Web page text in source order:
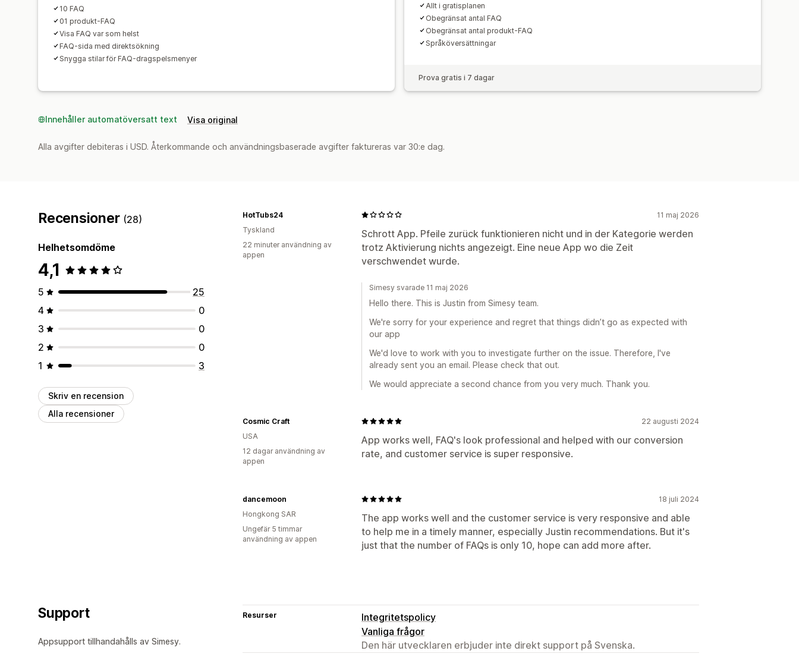
10 FAQ
01 produkt-FAQ
Visa FAQ var som helst
FAQ-sida med direktsökning
Snygga stilar för FAQ-dragspelsmenyer
Allt i gratisplanen
Obegränsat antal FAQ
Obegränsat antal produkt-FAQ
Språköversättningar
Prova gratis i 7 dagar
Innehåller automatöversatt text Visa original
Alla avgifter debiteras i USD. Återkommande och användningsbaserade avgifter faktureras var 30:e dag.
Recensioner (28)
Helhetsomdöme
4,1
5
25
4
0
3
0
2
0
1
3
Skriv en recension
Alla recensioner
11 maj 2026
Schrott App. Pfeile zurück funktionieren nicht und in der Kategorie werden
trotz Aktivierung nichts angezeigt. Eine neue App wo die Zeit
verschwendet wurde.
HotTubs24
Tyskland
22 minuter användning av
appen
Simesy svarade 11 maj 2026
Hello there. This is Justin from Simesy team.
We're sorry for your experience and regret that things didn’t go as expected with
our app
We'd love to work with you to investigate further on the issue. Therefore, I've
already sent you an email. Please check that out.
We would appreciate a second chance from you very much. Thank you.
22 augusti 2024
App works well, FAQ's look professional and helped with our conversion
rate, and customer service is super responsive.
Cosmic Craft
USA
12 dagar användning av
appen
18 juli 2024
The app works well and the customer service is very responsive and able
to help me in a timely manner, especially Justin recommendations. But it's
just that the number of FAQs is only 10, hope can add more after.
dancemoon
Hongkong SAR
Ungefär 5 timmar
användning av appen
Support
Appsupport tillhandahålls av Simesy.
Resurser
Integritetspolicy
Vanliga frågor
Den här utvecklaren erbjuder inte direkt support på Svenska.